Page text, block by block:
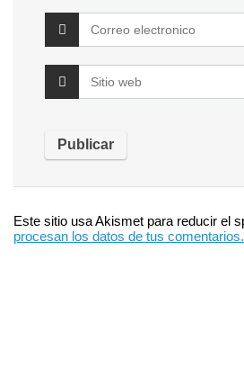
Este sitio usa Akismet para reducir el
procesan los datos de tus comentarios.